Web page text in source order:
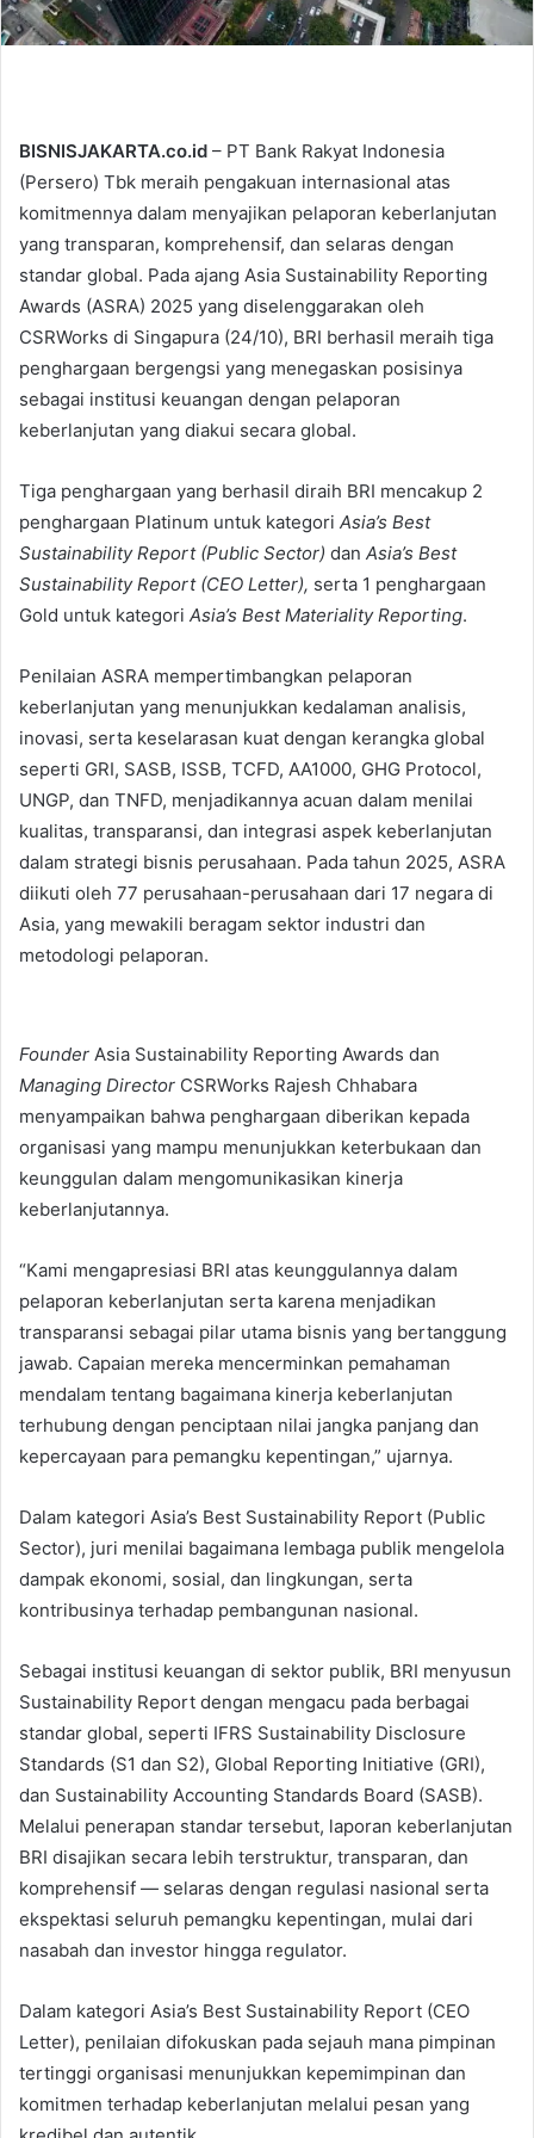
BISNISJAKARTA.co.id – PT Bank Rakyat Indonesia
(Persero) Tbk meraih pengakuan internasional atas
komitmennya dalam menyajikan pelaporan keberlanjutan
yang transparan, komprehensif, dan selaras dengan
standar global. Pada ajang Asia Sustainability Reporting
Awards (ASRA) 2025 yang diselenggarakan oleh
CSRWorks di Singapura (24/10), BRI berhasil meraih tiga
penghargaan bergengsi yang menegaskan posisinya
sebagai institusi keuangan dengan pelaporan
keberlanjutan yang diakui secara global.
Tiga penghargaan yang berhasil diraih BRI mencakup 2
penghargaan Platinum untuk kategori Asia’s Best
Sustainability Report (Public Sector) dan Asia’s Best
Sustainability Report (CEO Letter), serta 1 penghargaan
Gold untuk kategori Asia’s Best Materiality Reporting.
Penilaian ASRA mempertimbangkan pelaporan
keberlanjutan yang menunjukkan kedalaman analisis,
inovasi, serta keselarasan kuat dengan kerangka global
seperti GRI, SASB, ISSB, TCFD, AA1000, GHG Protocol,
UNGP, dan TNFD, menjadikannya acuan dalam menilai
kualitas, transparansi, dan integrasi aspek keberlanjutan
dalam strategi bisnis perusahaan. Pada tahun 2025, ASRA
diikuti oleh 77 perusahaan-perusahaan dari 17 negara di
Asia, yang mewakili beragam sektor industri dan
metodologi pelaporan.
Founder Asia Sustainability Reporting Awards dan
Managing Director CSRWorks Rajesh Chhabara
menyampaikan bahwa penghargaan diberikan kepada
organisasi yang mampu menunjukkan keterbukaan dan
keunggulan dalam mengomunikasikan kinerja
keberlanjutannya.
“Kami mengapresiasi BRI atas keunggulannya dalam
pelaporan keberlanjutan serta karena menjadikan
transparansi sebagai pilar utama bisnis yang bertanggung
jawab. Capaian mereka mencerminkan pemahaman
mendalam tentang bagaimana kinerja keberlanjutan
terhubung dengan penciptaan nilai jangka panjang dan
kepercayaan para pemangku kepentingan,” ujarnya.
Dalam kategori Asia’s Best Sustainability Report (Public
Sector), juri menilai bagaimana lembaga publik mengelola
dampak ekonomi, sosial, dan lingkungan, serta
kontribusinya terhadap pembangunan nasional.
Sebagai institusi keuangan di sektor publik, BRI menyusun
Sustainability Report dengan mengacu pada berbagai
standar global, seperti IFRS Sustainability Disclosure
Standards (S1 dan S2), Global Reporting Initiative (GRI),
dan Sustainability Accounting Standards Board (SASB).
Melalui penerapan standar tersebut, laporan keberlanjutan
BRI disajikan secara lebih terstruktur, transparan, dan
komprehensif — selaras dengan regulasi nasional serta
ekspektasi seluruh pemangku kepentingan, mulai dari
nasabah dan investor hingga regulator.
Dalam kategori Asia’s Best Sustainability Report (CEO
Letter), penilaian difokuskan pada sejauh mana pimpinan
tertinggi organisasi menunjukkan kepemimpinan dan
komitmen terhadap keberlanjutan melalui pesan yang